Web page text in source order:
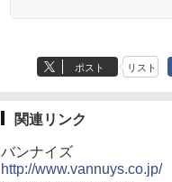
ポスト リスト
関連リンク
バンナイズ
http://www.vannuys.co.jp/